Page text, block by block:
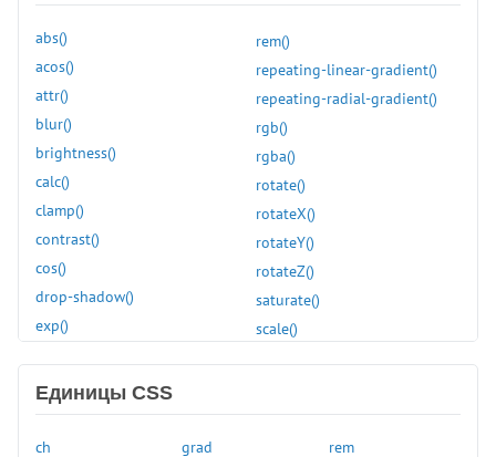
:first-of-type
:focus
:focus-visible
:focus-within
:fullscreen
:has()
:hover
:in-range
:indeterminate
:invalid
:is()
:last-child
:last-of-type
:left
abs()
acos()
attr()
blur()
brightness()
calc()
clamp()
contrast()
cos()
drop-shadow()
exp()
hsl()
hue-rotate()
hwb()
rem()
repeating-linear-gradient()
repeating-radial-gradient()
rgb()
rgba()
rotate()
rotateX()
rotateY()
rotateZ()
saturate()
scale()
scaleZ()
Единицы CSS
ch
grad
rem